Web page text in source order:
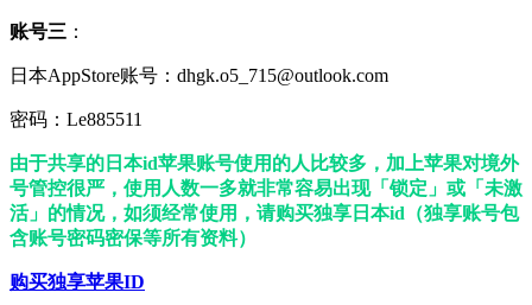
账号三 ：
日本AppStore账号：dhgk.o5_715@outlook.com
密码：Le885511
由于共享的日本id苹果账号使用的人比较多，加上苹果对境外
号管控很严，使用人数一多就非常容易出现「锁定」或「未激
活」的情况，如须经常使用，请购买独享日本id（独享账号包
含账号密码密保等所有资料）
购买独享苹果ID